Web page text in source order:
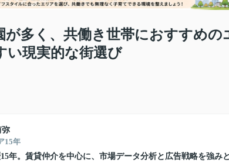
が多く、共働き世帯におすすめの
い現実的な街選び
弥
15年
年。賃貸仲介を中心に、市場データ分析と広告戦略を強み